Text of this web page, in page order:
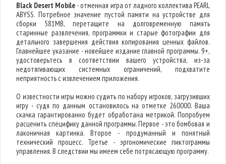
Black Desert Mobile - отменная игра от ладного коллектива PEARL
ABYSS. Потребное значение пустой памяти на устройстве для
сборки 581MB, перетащите на долговременную память
старинные развлечения, программки и старые фотографии для
детального завершения действия копирования ценных файлов.
Главнейшее указание - новейшее издание главной программы. 9+,
удостоверьтесь в соответствии вашего устройства, из-за
недотягивающих системных ограничений, подхватите
неприятность с извлечением приложения.
О известности игры можно судить по набору игроков, загрузивших
игру - судя по данным остановилось на отметке 260000. Ваша
скачка гарантированно будет обработана метрикой. Попробуем
расценить специфику данной программы. Первое - это бомбовая и
лаконичная картинка. Второе - продуманный и понятный
технический процесс. Третье - эргономические пиктограммы
управления. В следствии мы имеем себе потрясающую программу.